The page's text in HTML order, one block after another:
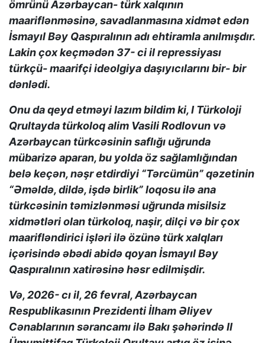
ömrünü Azərbaycan- türk xalqının
maariflənməsinə, savadlanmasına xidmət edən
İsmayıl Bəy Qaspıralının adı ehtiramla anılmışdır.
Lakin çox keçmədən 37- ci il repressiyası
türkçü- maarifçi ideolgiya daşıyıcılarını bir- bir
dənlədi.
Onu da qeyd etməyi lazım bildim ki, I Türkoloji
Qrultayda türkoloq alim Vasili Rodlovun və
Azərbaycan türkcəsinin saflığı uğrunda
mübarizə aparan, bu yolda öz sağlamlığından
belə keçən, nəşr etdirdiyi “Tərcümün” qəzetinin
“Əməldə, dildə, işdə birlik” loqosu ilə ana
türkcəsinin təmizlənməsi uğrunda misilsiz
xidmətləri olan türkoloq, naşir, dilçi və bir çox
maarifləndirici işləri ilə özünə türk xalqları
içərisində əbədi abidə qoyan İsmayıl Bəy
Qaspıralının xatirəsinə həsr edilmişdir.
Və, 2026- cı il, 26 fevral, Azərbaycan
Respublikasının Prezidenti İlham Əliyev
Cənablarının sərancamı ilə Bakı şəhərində II